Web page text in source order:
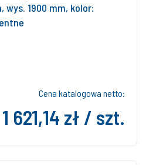
wys. 1900 mm, kolor:
Cena katalogowa netto:
1 621,14 zł / szt.